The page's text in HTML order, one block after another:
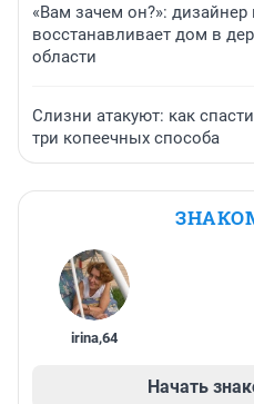
«Вам зачем он?»:
восстанавливает дом в
области
Слизни атакуют: как
три копеечных способа
irina,64
Начать